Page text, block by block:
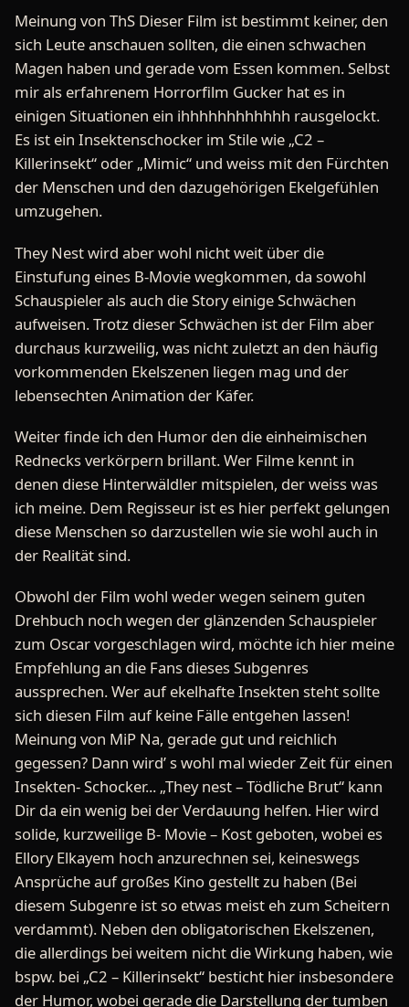
Meinung von ThS Dieser Film ist bestimmt keiner, den
sich Leute anschauen sollten, die einen schwachen
Magen haben und gerade vom Essen kommen. Selbst
mir als erfahrenem Horrorfilm Gucker hat es in
einigen Situationen ein ihhhhhhhhhhhh rausgelockt.
Es ist ein Insektenschocker im Stile wie „C2 –
Killerinsekt“ oder „Mimic“ und weiss mit den Fürchten
der Menschen und den dazugehörigen Ekelgefühlen
umzugehen.
They Nest wird aber wohl nicht weit über die
Einstufung eines B-Movie wegkommen, da sowohl
Schauspieler als auch die Story einige Schwächen
aufweisen. Trotz dieser Schwächen ist der Film aber
durchaus kurzweilig, was nicht zuletzt an den häufig
vorkommenden Ekelszenen liegen mag und der
lebensechten Animation der Käfer.
Weiter finde ich den Humor den die einheimischen
Rednecks verkörpern brillant. Wer Filme kennt in
denen diese Hinterwäldler mitspielen, der weiss was
ich meine. Dem Regisseur ist es hier perfekt gelungen
diese Menschen so darzustellen wie sie wohl auch in
der Realität sind.
Obwohl der Film wohl weder wegen seinem guten
Drehbuch noch wegen der glänzenden Schauspieler
zum Oscar vorgeschlagen wird, möchte ich hier meine
Empfehlung an die Fans dieses Subgenres
aussprechen. Wer auf ekelhafte Insekten steht sollte
sich diesen Film auf keine Fälle entgehen lassen!
Meinung von MiP Na, gerade gut und reichlich
gegessen? Dann wird’ s wohl mal wieder Zeit für einen
Insekten- Schocker... „They nest – Tödliche Brut“ kann
Dir da ein wenig bei der Verdauung helfen. Hier wird
solide, kurzweilige B- Movie – Kost geboten, wobei es
Ellory Elkayem hoch anzurechnen sei, keineswegs
Ansprüche auf großes Kino gestellt zu haben (Bei
diesem Subgenre ist so etwas meist eh zum Scheitern
verdammt). Neben den obligatorischen Ekelszenen,
die allerdings bei weitem nicht die Wirkung haben, wie
bspw. bei „C2 – Killerinsekt“ besticht hier insbesondere
der Humor, wobei gerade die Darstellung der tumben